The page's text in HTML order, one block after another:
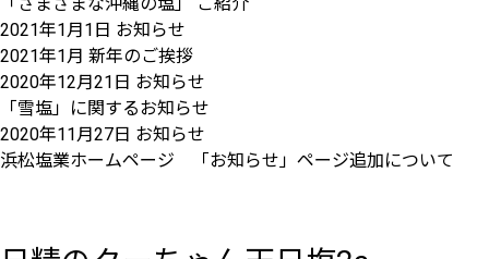
2021年1月1日 お知らせ
2021年1月 新年のご挨拶
2020年12月21日 お知らせ
「雪塩」に関するお知らせ
2020年11月27日 お知らせ
浜松塩業ホームページ 「お知らせ」ページ追加について